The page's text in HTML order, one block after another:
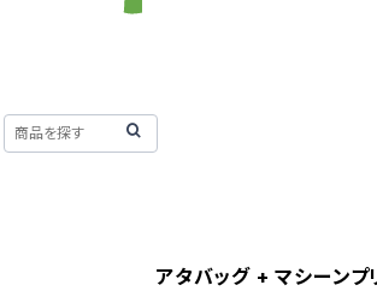
アタバッグ + マシーンプ